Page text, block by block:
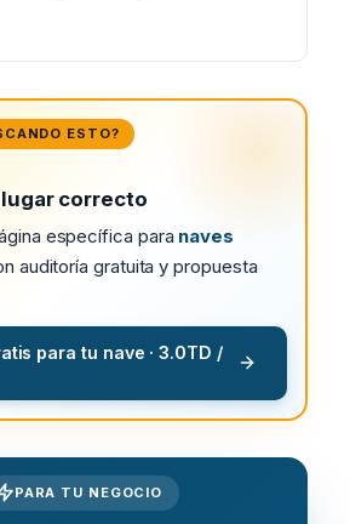
ESTO?
correcto
específica para naves
auditoría gratuita y propuesta
para tu nave · 3.0TD /
PARA TU NEGOCIO